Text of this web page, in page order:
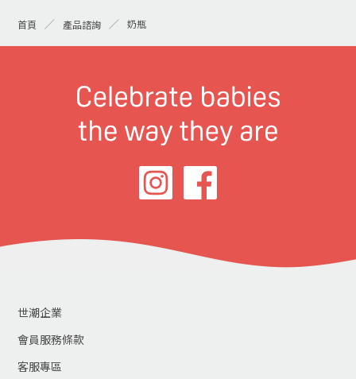
首頁 產品諮詢 奶瓶
世潮企業
會員服務條款
客服專區